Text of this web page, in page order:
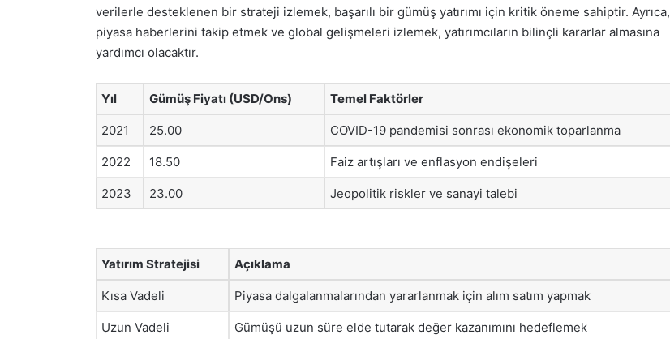
verilerle desteklenen bir strateji izlemek, başarılı bir gümüş yatırımı için kritik öneme sahiptir. Ayrıca,
piyasa haberlerini takip etmek ve global gelişmeleri izlemek, yatırımcıların bilinçli kararlar almasına
yardımcı olacaktır.
Yıl Gümüş Fiyatı (USD/Ons) Temel Faktörler
2021 25.00 COVID-19 pandemisi sonrası ekonomik toparlanma
2022 18.50 Faiz artışları ve enflasyon endişeleri
2023 23.00 Jeopolitik riskler ve sanayi talebi
Yatırım Stratejisi Açıklama
Kısa Vadeli Piyasa dalgalanmalarından yararlanmak için alım satım yapmak
Uzun Vadeli Gümüşü uzun süre elde tutarak değer kazanımını hedeflemek